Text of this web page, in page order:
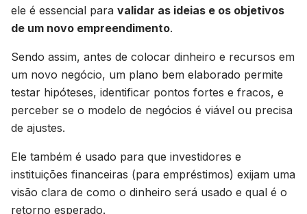
ele é essencial para validar as ideias e os objetivos
de um novo empreendimento.
Sendo assim, antes de colocar dinheiro e recursos em
um novo negócio, um plano bem elaborado permite
testar hipóteses, identificar pontos fortes e fracos, e
perceber se o modelo de negócios é viável ou precisa
de ajustes.
Ele também é usado para que investidores e
instituições financeiras (para empréstimos) exijam uma
visão clara de como o dinheiro será usado e qual é o
retorno esperado.